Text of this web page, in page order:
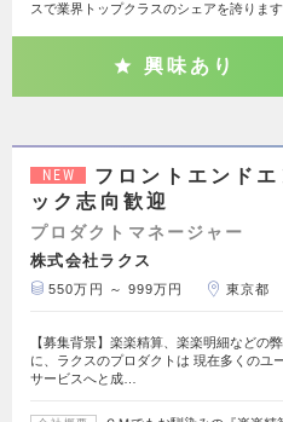
スで業界トップクラスのシェアを誇りま
興味あり
NEW
フロントエンド
ック志向歓迎
プロダクトマネージャー
株式会社ラクス
550万円 ～ 999万円 東京都
【募集背景】楽楽精算、楽楽明細などの
に、ラクスのプロダクトは 現在多くのユ
サービスへと成…